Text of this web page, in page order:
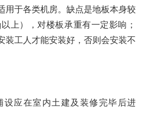
用于各类机房。缺点是地板本身较
上），对楼板承重有一定影响；
装工人才能安装好，否则会安装不
设应在室内土建及装修完毕后进